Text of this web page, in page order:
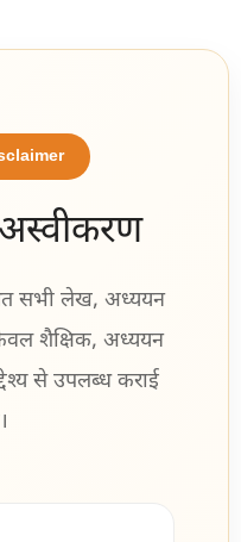
अस्वीकरण
सभी लेख, अध्ययन
शैक्षिक, अध्ययन
से उपलब्ध कराई